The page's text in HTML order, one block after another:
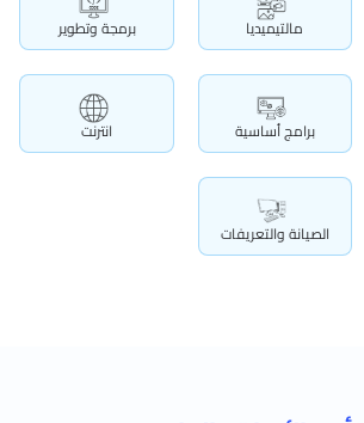
مالتيميديا برمجة وتطوير
برامج أساسية انترنت
الصيانة والتعريفات